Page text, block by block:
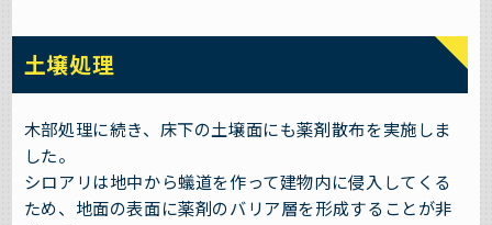
土壌処理
木部処理に続き、床下の土壌面にも薬剤散布を実施しま
した。
シロアリは地中から蟻道を作って建物内に侵入してくる
ため、地面の表面に薬剤のバリア層を形成することが非